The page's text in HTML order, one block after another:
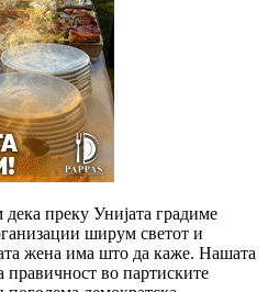
преку Унијата градиме
ширум светот и
жена има што да каже. Нашата
правичност во партиските